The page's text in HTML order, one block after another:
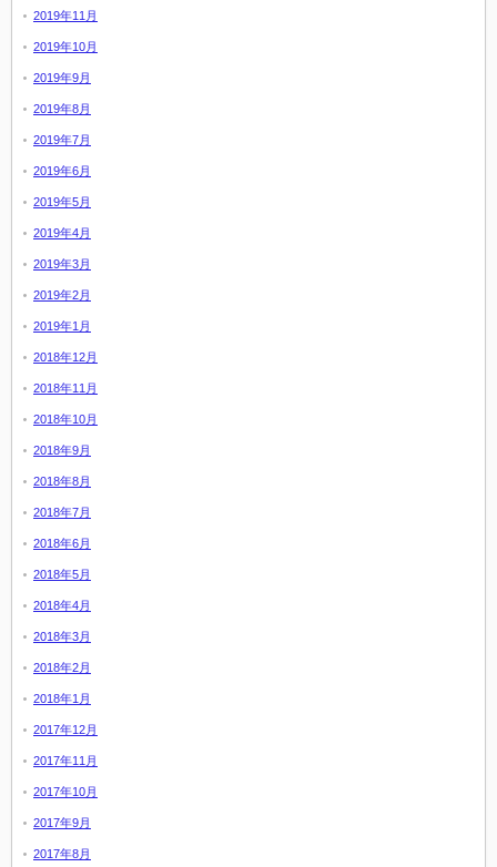
2019年11月
2019年10月
2019年9月
2019年8月
2019年7月
2019年6月
2019年5月
2019年4月
2019年3月
2019年2月
2019年1月
2018年12月
2018年11月
2018年10月
2018年9月
2018年8月
2018年7月
2018年6月
2018年5月
2018年4月
2018年3月
2018年2月
2018年1月
2017年12月
2017年11月
2017年10月
2017年9月
2017年8月